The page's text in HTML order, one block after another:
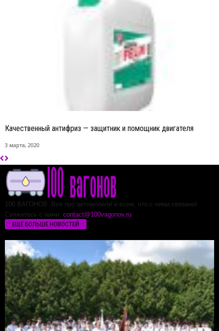
Качественный антифриз — защитник и помощник двигателя
3 марта, 2020
100 ВАГОНОВ. Все про автомобили и всем, что с ними связано!
Свяжитесь с нами: contact@100vagonov.ru
ЕЩЁ БОЛЬШЕ НОВОСТЕЙ